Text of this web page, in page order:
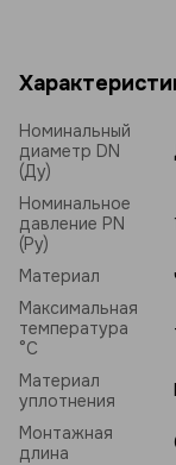
Номинальный
диаметр DN
(Ду)
Номинальное
давление PN
(Ру)
Материал
Максимальная
температура
°C
Материал
уплотнения
Монтажная
длина